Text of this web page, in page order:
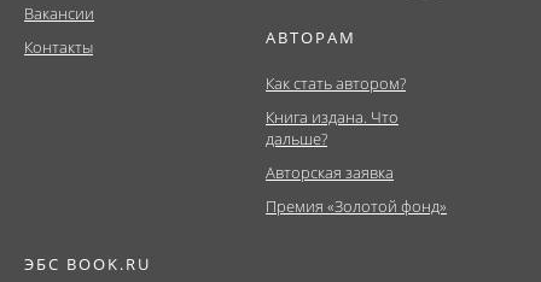
Вакансии
Контакты
АВТОРАМ
Как стать автором?
Книга издана. Что
дальше?
Авторская заявка
Премия «Золотой фонд»
ЭБС BOOK.RU